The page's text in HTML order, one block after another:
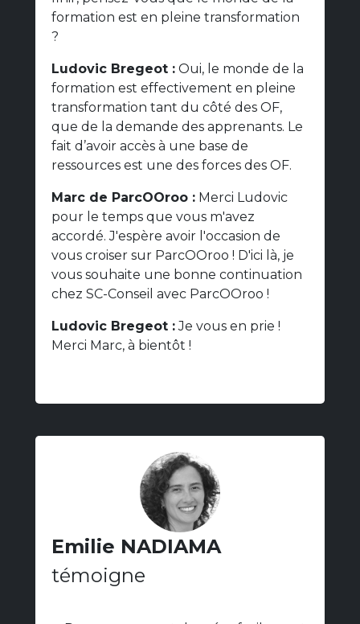
formation est en pleine transformation
?
Ludovic Bregeot : Oui, le monde de la
formation est effectivement en pleine
transformation tant du côté des OF,
que de la demande des apprenants. Le
fait d’avoir accès à une base de
ressources est une des forces des OF.
Marc de ParcOOroo : Merci Ludovic
pour le temps que vous m'avez
accordé. J'espère avoir l'occasion de
vous croiser sur ParcOOroo ! D'ici là, je
vous souhaite une bonne continuation
chez SC-Conseil avec ParcOOroo !
Ludovic Bregeot :Je vous en prie !
Merci Marc, à bientôt !
Emilie NADIAMA
témoigne